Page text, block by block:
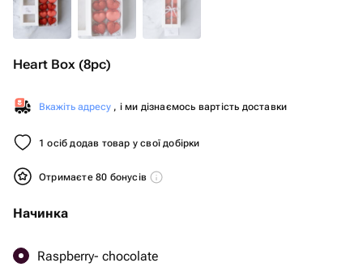
Heart Box (8pc)
Вкажіть адресу , і ми дізнаємось вартість доставки
1 осіб додав товар у свої добірки
Отримаєте 80 бонусів
Начинка
Raspberry- chocolate